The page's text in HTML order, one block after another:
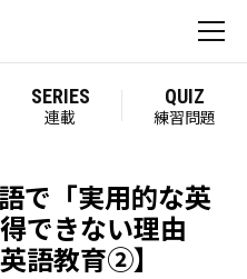
SERIES
連載
QUIZ
練習問題
で「実用的な英
できない理由
語教育②】